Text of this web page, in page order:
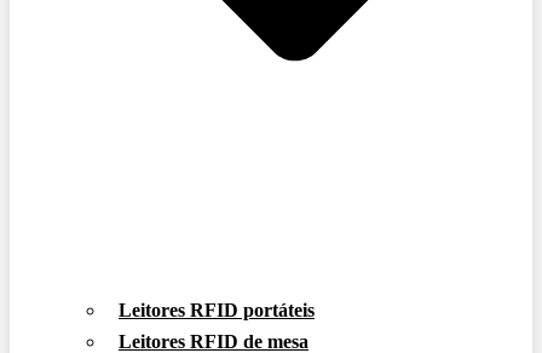
Leitores RFID portáteis
Leitores RFID de mesa